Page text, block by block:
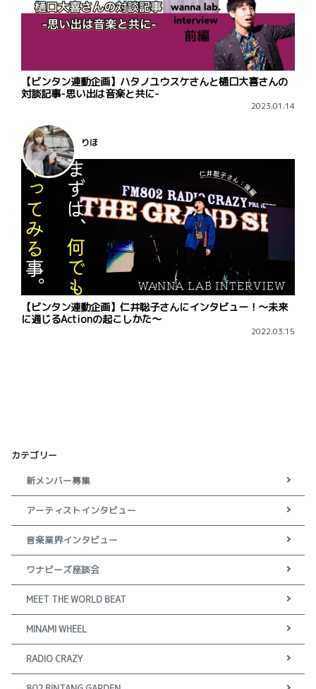
【ビンタン連動企画】ハタノユウスケさんと樋口大喜さんの
対談記事-思い出は音楽と共に-
2023.01.14
【ビンタン連動企画】仁井聡子さんにインタビュー！～未来
に通じるActionの起こしかた～
2022.03.15
りほ
カテゴリー
新メンバー募集
アーティストインタビュー
音楽業界インタビュー
ワナビーズ座談会
MEET THE WORLD BEAT
MINAMI WHEEL
RADIO CRAZY